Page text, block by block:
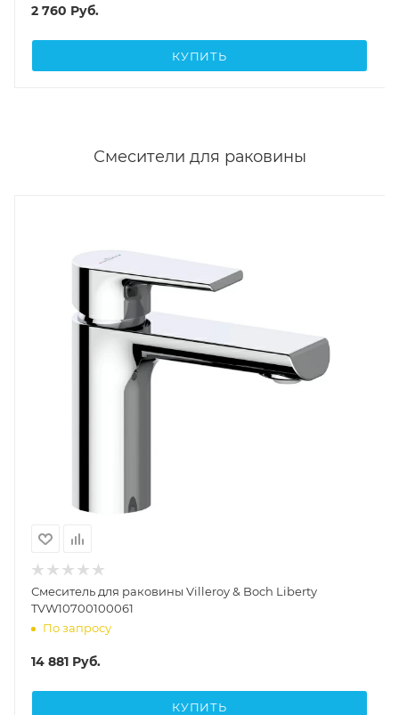
2 760 Руб.
КУПИТЬ
Смесители для раковины
Смеситель для раковины Villeroy & Boch Liberty
TVW10700100061
По запросу
14 881 Руб.
КУПИТЬ